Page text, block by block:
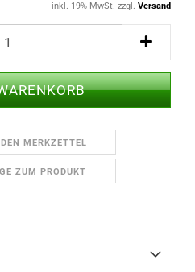
inkl. 19% MwSt. zzgl. Versand
MERKZETTEL
ZUM PRODUKT